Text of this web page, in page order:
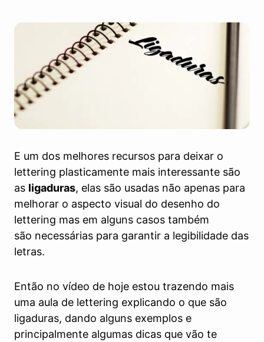
E um dos melhores recursos para deixar o
lettering plasticamente mais interessante são
as ligaduras, elas são usadas não apenas para
melhorar o aspecto visual do desenho do
lettering mas em alguns casos também
são necessárias para garantir a legibilidade das
letras.
Então no vídeo de hoje estou trazendo mais
uma aula de lettering explicando o que são
ligaduras, dando alguns exemplos e
principalmente algumas dicas que vão te